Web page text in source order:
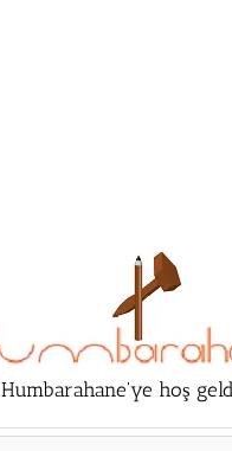
Humbarahane'ye hoş